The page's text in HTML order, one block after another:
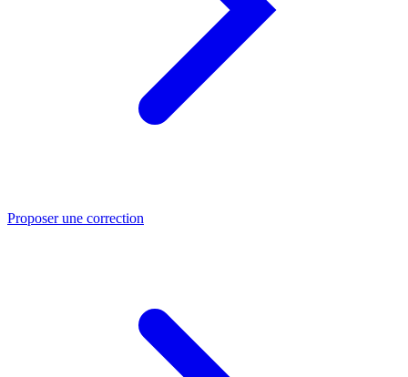
Proposer une correction